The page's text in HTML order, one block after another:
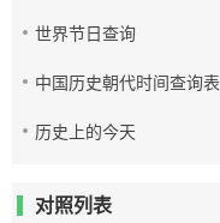
世界节日查询
中国历史朝代时间查询表
历史上的今天
对照列表